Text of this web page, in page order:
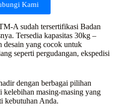
Kami
A sudah tersertifikasi Badan
Tersedia kapasitas 30kg –
desain yang cocok untuk
seperti pergudangan, ekspedisi
dengan berbagai pilihan
masing-masing yang
kebutuhan Anda.